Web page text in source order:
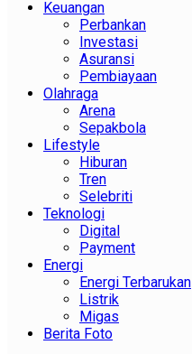
Keuangan
Perbankan
Investasi
Asuransi
Pembiayaan
Olahraga
Arena
Sepakbola
Lifestyle
Hiburan
Tren
Selebriti
Teknologi
Digital
Payment
Energi
Energi Terbarukan
Listrik
Migas
Berita Foto